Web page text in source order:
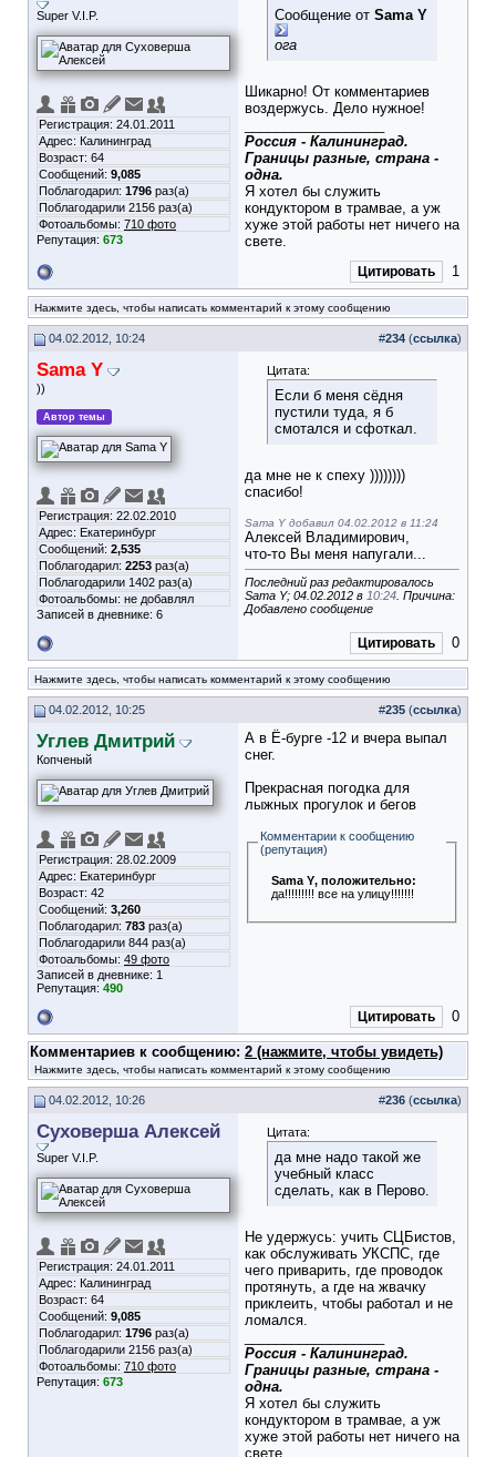
Super V.I.P.
Регистрация: 24.01.2011
Адрес: Калининград
Возраст: 64
Сообщений: 9,085
Поблагодарил: 1796 раз(а)
Поблагодарили 2156 раз(а)
Фотоальбомы: 710 фото
Репутация: 673
Сообщение от Sama Y
ога
Шикарно! От комментариев
воздержусь. Дело нужное!
Россия - Калининград.
Границы разные, страна -
одна.
Я хотел бы служить
кондуктором в трамвае, а уж
хуже этой работы нет ничего на
свете.
Цитировать 1
Нажмите здесь, чтобы написать комментарий к этому сообщению
04.02.2012, 10:24 #234 (ссылка)
Sama Y
))
Автор темы
Регистрация: 22.02.2010
Адрес: Екатеринбург
Сообщений: 2,535
Поблагодарил: 2253 раз(а)
Поблагодарили 1402 раз(а)
Фотоальбомы: не добавлял
Записей в дневнике: 6
Цитата:
Если б меня сёдня
пустили туда, я б
смотался и сфоткал.
да мне не к спеху ))))))))
спасибо!
Sama Y добавил 04.02.2012 в 11:24
Алексей Владимирович,
что-то Вы меня напугали...
Последний раз редактировалось
Sama Y; 04.02.2012 в 10:24 . Причина:
Добавлено сообщение
Цитировать 0
Нажмите здесь, чтобы написать комментарий к этому сообщению
04.02.2012, 10:25 #235 (ссылка)
Углев Дмитрий
Копченый
Регистрация: 28.02.2009
Адрес: Екатеринбург
Возраст: 42
Сообщений: 3,260
Поблагодарил: 783 раз(а)
Поблагодарили 844 раз(а)
Фотоальбомы: 49 фото
Записей в дневнике: 1
Репутация: 490
А в Ё-бурге -12 и вчера выпал
снег.
Прекрасная погодка для
лыжных прогулок и бегов
Комментарии к сообщению
(репутация)
Sama Y, положительно:
да!!!!!!!!! все на улицу!!!!!!!
Цитировать 0
Комментариев к сообщению: 2 (нажмите, чтобы увидеть)
Нажмите здесь, чтобы написать комментарий к этому сообщению
04.02.2012, 10:26 #236 (ссылка)
Суховерша Алексей
Super V.I.P.
Регистрация: 24.01.2011
Адрес: Калининград
Возраст: 64
Сообщений: 9,085
Поблагодарил: 1796 раз(а)
Поблагодарили 2156 раз(а)
Фотоальбомы: 710 фото
Репутация: 673
Цитата:
да мне надо такой же
учебный класс
сделать, как в Перово.
Не удержусь: учить СЦБистов,
как обслуживать УКСПС, где
чего приварить, где проводок
протянуть, а где на жвачку
приклеить, чтобы работал и не
ломался.
Россия - Калининград.
Границы разные, страна -
одна.
Я хотел бы служить
кондуктором в трамвае, а уж
хуже этой работы нет ничего на
свете.